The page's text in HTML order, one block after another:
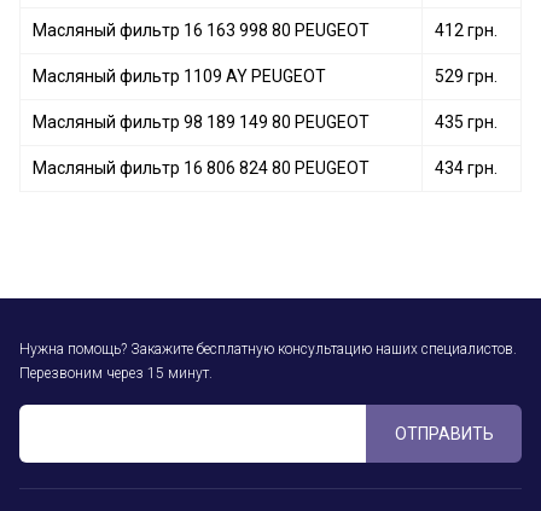
Масляный фильтр 16 163 998 80 PEUGEOT 412 грн.
Масляный фильтр 1109 AY PEUGEOT 529 грн.
Масляный фильтр 98 189 149 80 PEUGEOT 435 грн.
Масляный фильтр 16 806 824 80 PEUGEOT 434 грн.
Нужна помощь? Закажите бесплатную консультацию наших специалистов.
Перезвоним через 15 минут.
ОТПРАВИТЬ